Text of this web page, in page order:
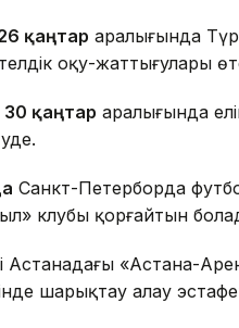
қаңтар аралығында
оқу-жаттығулары
қаңтар аралығында
Санкт-Петерборда
клубы қорғайтын
Астанадағы «Астана-
шарықтау алау